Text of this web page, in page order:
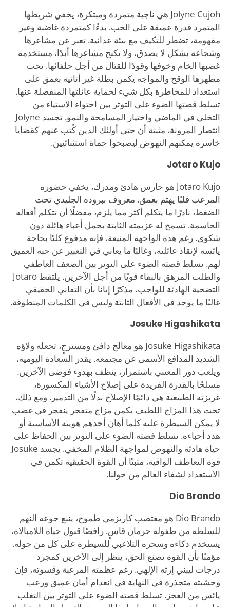
Jolyne Cujoh هي ناجية متمردة ومبتكرة، يخفي شريطها
المتمرد قدرة عميقة على الحب. بدءًا كمتمردة غاضبة وغير
مفهومة، تضطر للتكيف مع بيئة عدائية. تعبر عن مشاعرها
وشجاعة بشكل لا يصدق، ولا تكبح مشاعرها أبدًا، مستخدمة
غضبها الخام وخوفها وقودًا للقتال من أجل حلفائها. تحت
مظهرها الوقح والمواجه يكمن بطلة غير أنانية بعمق على
استعداد للمخاطرة بكل شيء لحماية عائلتها المنفصلة عنها.
تسلط قصتها الضوء على التوتر بين احتواء الاستياء من
التخلي في الماضي واختيار المسامحة والنمو. تجسد Jolyne
انتصار المرونة، مثبتة أن حتى أولئك الذين كُتب عنهم كقضايا
خاسرة يمكنهم النهوض ليصبحوا حماة استثنائيين.
Jotaro Kujo
Jotaro Kujo هو حارس هادئ ومدرك، يخفي حضوره
المرعب قلبًا يهتم بعمق. معروف ببروده الجليدي تحت
الضغط، نادرًا ما يتكلم أكثر مما يلزم، مفضلًا أن تتكلم أفعاله
الحاسمة. تسمح له عزيمته الثابتة بحمل أعباء هائلة دون
شكوى. رغم هذه الواجهة المنيعة، فإنه مدفوع كليًا بحاجة
يائسة لإنقاذ عائلته، وغالبًا ما يعاني في التعبير عن حبه العميق
لهم. تسلط قصته الضوء على التوتر بين الضعف العاطفي
والطلب المرهق بالبقاء قويًا من أجل الآخرين. يلتقط Jotaro
التضحية الهادئة للواجب، مذكرًا إيانا بأن التفاني الحقيقي
غالبًا ما يوجد في الأفعال الثابتة وليس في الكلمات المنطوقة.
Josuke Higashikata
Josuke Higashikata هو معالج دافئ ومسترخٍ، تجعله ولاؤه
الشديد المدافع الأسمى عن مجتمعه. يقدر السعادة اليومية،
ويلعب دور المعتني باستمرار، ينظف بهدوء فوضى الآخرين.
مسلحًا بالقدرة الفريدة على إصلاح الأشياء المكسورة،
غريزته الطبيعية هي دائمًا الإصلاح بدلًا من التدمير. ومع ذلك،
تحت هذا المزاج اللطيف يكمن مزاج متفجر ينفجر في غضب
لا يمكن السيطرة عليه كلما أهان أحدهم هويته الأساسية أو
هدد أحباءه. تسلط قصته الضوء على التوتر بين الحفاظ على
حياة هادئة والنهوض لمواجهة الظلام المخفي. يجسد Josuke
قوة التعاطف الواقية، مثبتًا أن القوة الحقيقية تكمن في
الاستعداد لشفاء العالم من حولنا.
Dio Brando
Dio Brando هو مغتصب كاريزمي طموح، ينبع جوعه النهم
للسلطة من طفولة حرمان قاسٍ. رافضًا قبول حياة اللامبالاة،
يستخدم ذكاءه وسحره التلاعبي للسيطرة على كل من حوله.
مؤمنًا بأن القوة تصنع الحق، ينظر إلى الآخرين كمجرد
درجات ليبني إرثه الإلهي. رغم عظمته المرعبة وقسوته، فإن
وحشيته متجذرة في النهاية في انعدام أمان عميق ورعب
يائس من العجز. تسلط قصته الضوء على التوتر بين التغلب